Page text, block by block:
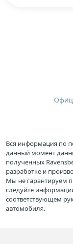
Вся информация по
данный момент
полученных
разработке и
Мы не гарантируем
следуйте
соответствующем
автомобиля.